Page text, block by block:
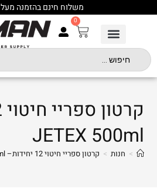
משלוח חינם בהזמנה מעל 599 ש"ח
0
JETEX 500ml
> חנות > קרטון ספריי חיטוי 12 יחידות– JETEX 500ml